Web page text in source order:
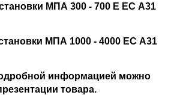
МПА 300 - 700 Е ЕС А31
МПА 1000 - 4000 ЕС А31
информацией можно
товара.